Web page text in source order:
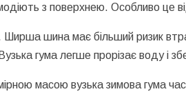
з поверхнею. Особливо це
шина має більший ризик
гума легше прорізає воду і
масою вузька зимова гума